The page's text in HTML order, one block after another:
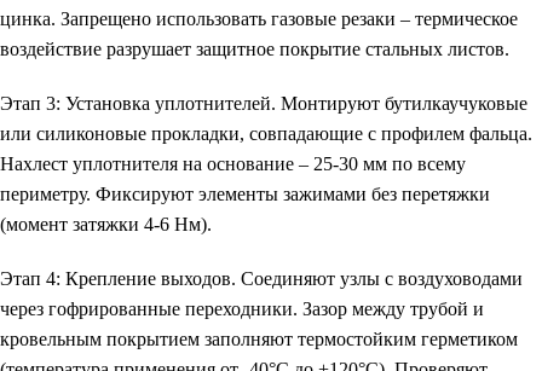
цинка. Запрещено использовать газовые резаки – термическое
воздействие разрушает защитное покрытие стальных листов.
Этап 3: Установка уплотнителей. Монтируют бутилкаучуковые
или силиконовые прокладки, совпадающие с профилем фальца.
Нахлест уплотнителя на основание – 25-30 мм по всему
периметру. Фиксируют элементы зажимами без перетяжки
(момент затяжки 4-6 Нм).
Этап 4: Крепление выходов. Соединяют узлы с воздуховодами
через гофрированные переходники. Зазор между трубой и
кровельным покрытием заполняют термостойким герметиком